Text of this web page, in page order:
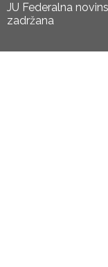
JU Federalna
zadržana